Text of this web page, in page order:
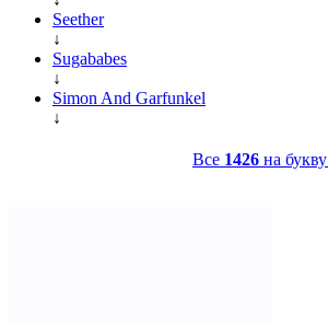
Seether
↓
Sugababes
↓
Simon And Garfunkel
↓
Все 1426 на букву